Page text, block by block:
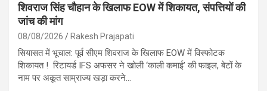
शिवराज सिंह चौहान के खिलाफ EOW में शिकायत, संपत्तियों की
जांच की मांग
08/08/2026 Rakesh Prajapati
सियासत में भूचाल: पूर्व सीएम शिवराज के खिलाफ EOW में विस्फोटक
शिकायत ! रिटायर्ड IFS अफसर ने खोली ‘काली कमाई’ की फाइल, बेटों के
नाम पर अकूत साम्राज्य खड़ा करने…